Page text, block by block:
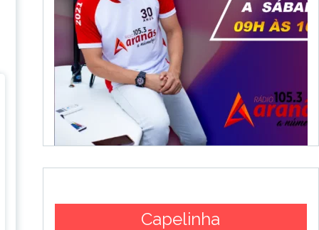
Capelinha